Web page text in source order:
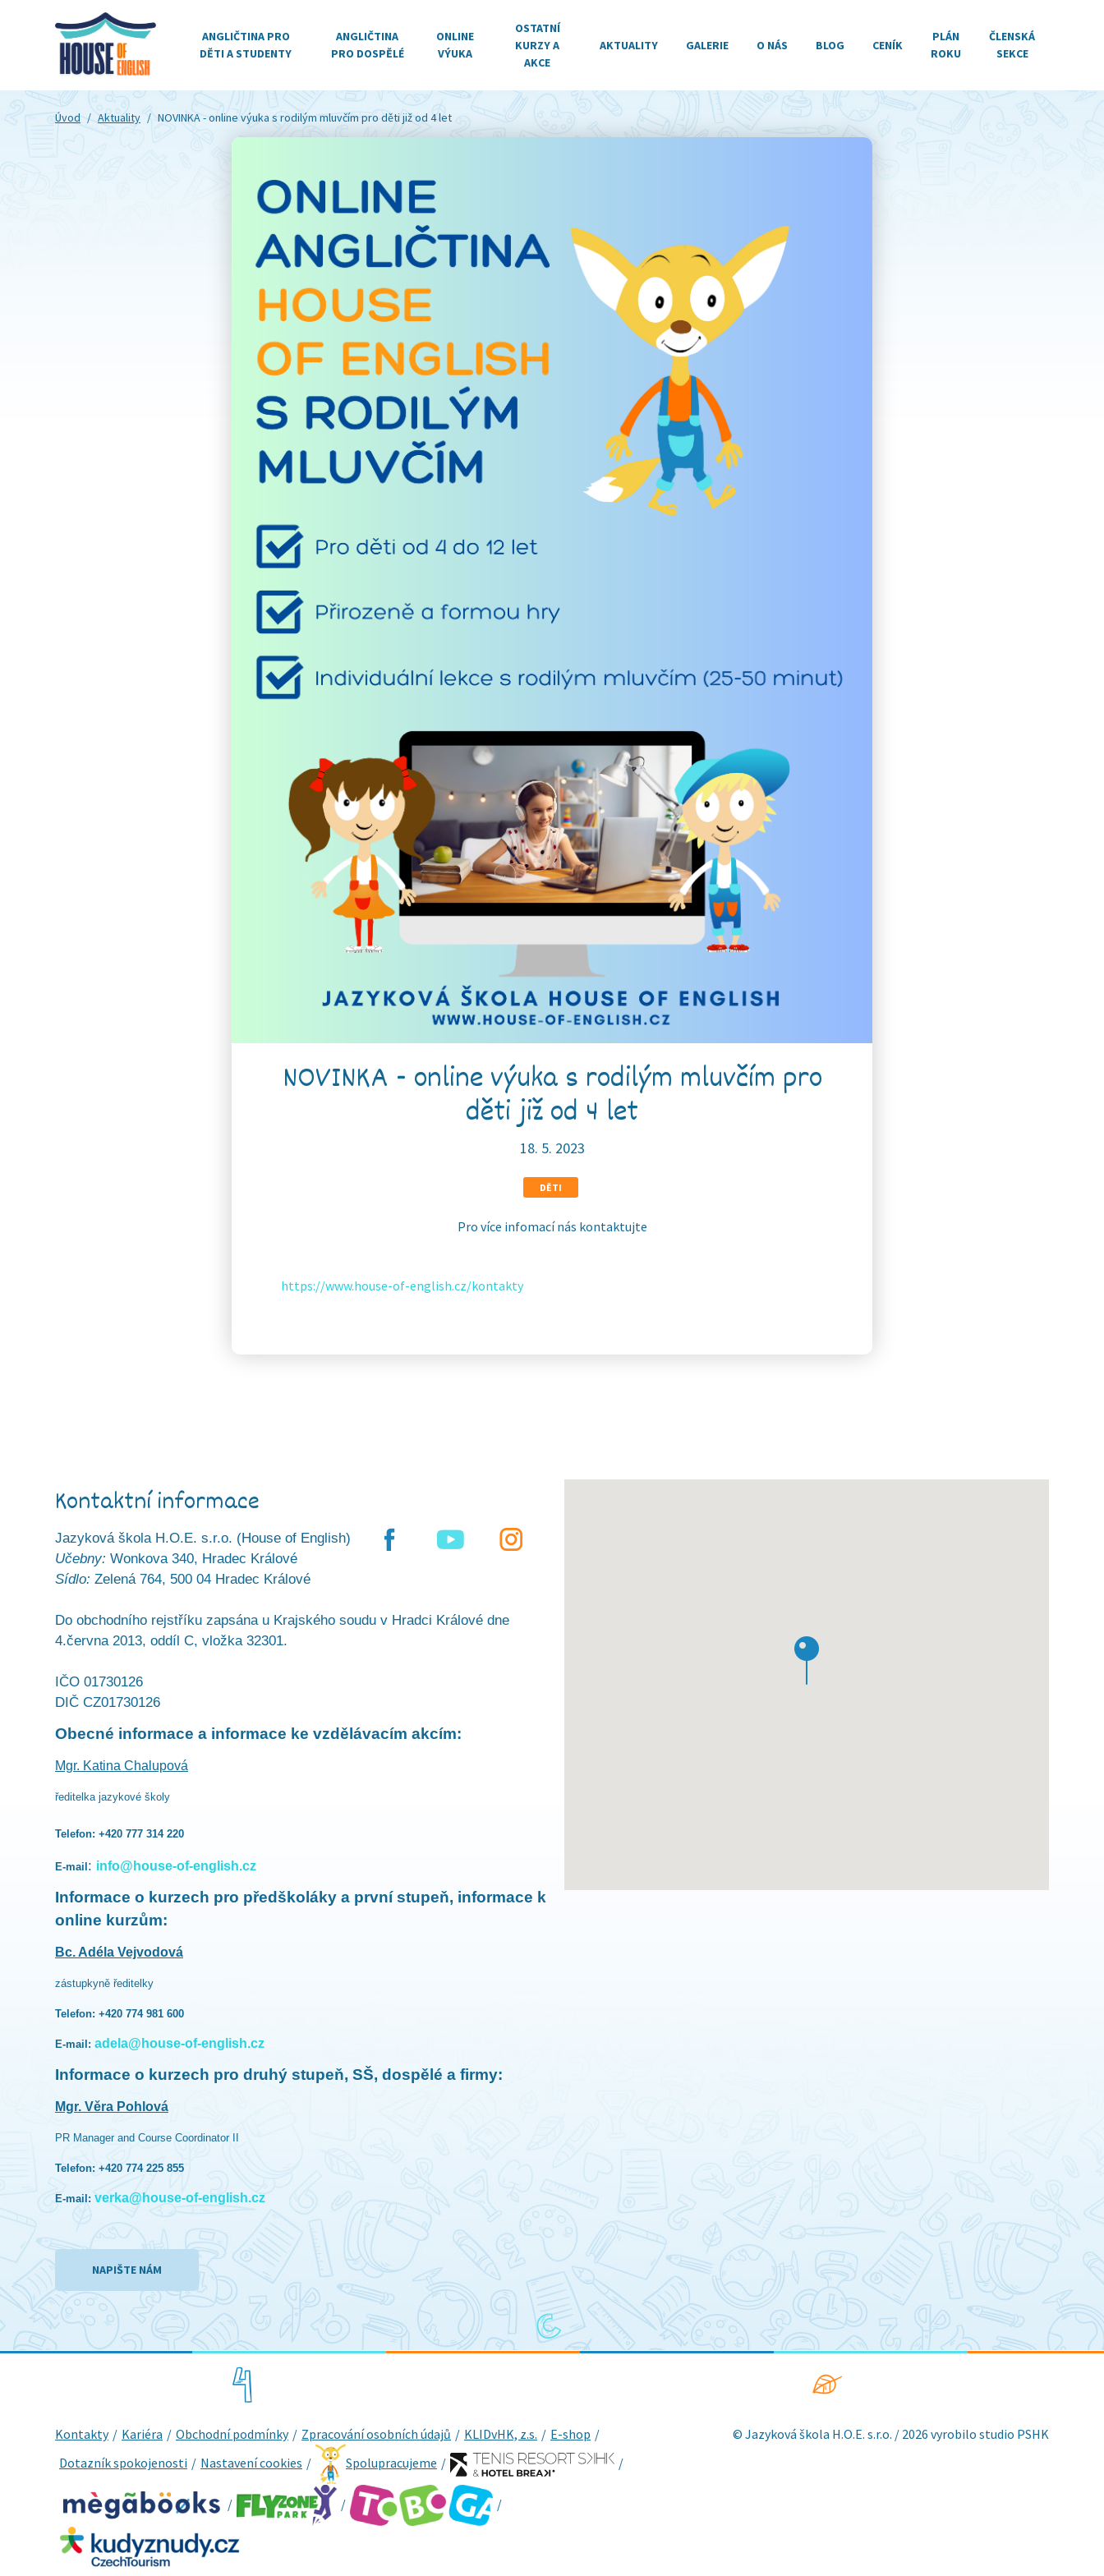
ANGLIČTINA PRO
DĚTI A STUDENTY
ANGLIČTINA
PRO DOSPĚLÉ
ONLINE
VÝUKA
OSTATNÍ
KURZY A
AKCE
AKTUALITY GALERIE O NÁS BLOG CENÍK
PLÁN
ROKU
ČLENSKÁ
SEKCE
Úvod / Aktuality / NOVINKA - online výuka s rodilým mluvčím pro děti již od 4 let
NOVINKA - online výuka s rodilým mluvčím pro
děti již od 4 let
18. 5. 2023
DĚTI
Pro více infomací nás kontaktujte
https://www.house-of-english.cz/kontakty
Kontaktní informace
Jazyková škola H.O.E. s.r.o. (House of English)
Učebny: Wonkova 340, Hradec Králové
Sídlo: Zelená 764, 500 04 Hradec Králové
Do obchodního rejstříku zapsána u Krajského soudu v Hradci Králové dne
4.června 2013, oddíl C, vložka 32301.
IČO 01730126
DIČ CZ01730126
Obecné informace a informace ke vzdělávacím akcím:
Mgr. Katina Chalupová
ředitelka jazykové školy
Telefon: +420 777 314 220
E-mail : info@house-of-english.cz
Informace o kurzech pro předškoláky a první stupeň, informace k
online kurzům:
Bc. Adéla Vejvodová
zástupkyně ředitelky
Telefon: +420 774 981 600
E-mail: adela@house-of-english.cz
Informace o kurzech pro druhý stupeň, SŠ, dospělé a firmy:
Mgr. Věra Pohlová
PR Manager and Course Coordinator II
Telefon: +420 774 225 855
E-mail: verka@house-of-english.cz
NAPIŠTE NÁM
Kontakty Kariéra Obchodní podmínky Zpracování osobních údajů KLIDvHK, z.s.
E-shop
Dotazník spokojenosti
Nastavení cookies Spolupracujeme
© Jazyková škola H.O.E. s.r.o. / 2026 vyrobilo studio PSHK